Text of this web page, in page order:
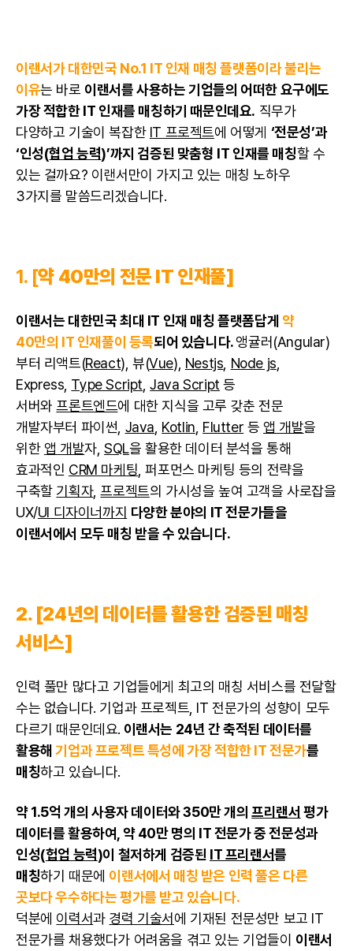
이랜서가 대한민국 No.1 IT 인재 매칭 플랫폼이라 불리는
이유는 바로 이랜서를 사용하는 기업들의 어떠한 요구에도
가장 적합한 IT 인재를 매칭하기 때문인데요. 직무가
다양하고 기술이 복잡한 IT 프로젝트에 어떻게 ‘전문성’과
‘인성(협업 능력)’까지 검증된 맞춤형 IT 인재를 매칭할 수
있는 걸까요? 이랜서만이 가지고 있는 매칭 노하우
3가지를 말씀드리겠습니다.
1. [약 40만의 전문 IT 인재풀]
이랜서는 대한민국 최대 IT 인재 매칭 플랫폼답게약
40만의 IT 인재풀이 등록되어 있습니다.앵귤러(Angular)
부터 리액트(React), 뷰(Vue), Nestjs Node js
Express, Type Script Java Script 등
서버와 프론트엔드에 대한 지식을 고루 갖춘 전문
개발자부터 파이썬, Java Kotlin Flutter 등 앱 개발을
위한 앱 개발자, SQL을 활용한 데이터 분석을 통해
효과적인 CRM 마케팅 , 퍼포먼스 마케팅 등의 전략을
구축할 기획자, 프로젝트의 가시성을 높여 고객을 사로잡을
UX/UI 디자이너까지 다양한 분야의 IT 전문가들을
이랜서에서 모두 매칭 받을 수 있습니다.
2. [24년의 데이터를 활용한 검증된 매칭
서비스]
인력 풀만 많다고 기업들에게 최고의 매칭 서비스를 전달할
수는 없습니다. 기업과 프로젝트, IT 전문가의 성향이 모두
다르기 때문인데요. 이랜서는 24년 간 축적된 데이터를
활용해기업과 프로젝트 특성에 가장 적합한 IT 전문가를
매칭하고 있습니다.
약 1.5억 개의 사용자 데이터와 350만 개의 프리랜서 평가
데이터를 활용하여, 약 40만 명의 IT 전문가 중 전문성과
인성(헙업 능력)이 철저하게 검증된 IT 프리랜서를
매칭하기 때문에 이랜서에서 매칭 받은 인력 풀은 다른
곳보다 우수하다는 평가를 받고 있습니다.
덕분에 이력서과 경력 기술서에 기재된 전문성만 보고 IT
전문가를 채용했다가 어려움을 겪고 있는 기업들이 이랜서